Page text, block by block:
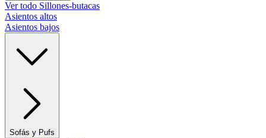
Ver todo Sillones-butacas
Asientos altos
Asientos bajos
Sofás y Pufs